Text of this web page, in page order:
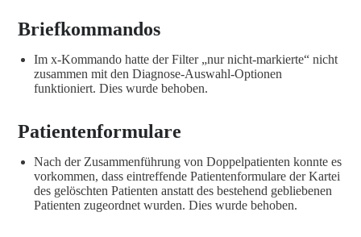
Briefkommandos
Im x-Kommando hatte der Filter „nur nicht-markierte“ nicht
zusammen mit den Diagnose-Auswahl-Optionen
funktioniert. Dies wurde behoben.
Patientenformulare
Nach der Zusammenführung von Doppelpatienten konnte es
vorkommen, dass eintreffende Patientenformulare der Kartei
des gelöschten Patienten anstatt des bestehend gebliebenen
Patienten zugeordnet wurden. Dies wurde behoben.